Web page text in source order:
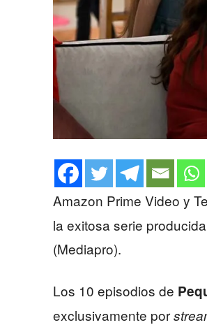
Amazon Prime Video y
la exitosa serie
(Mediapro).
Los 10 episodios de
exclusivamente por